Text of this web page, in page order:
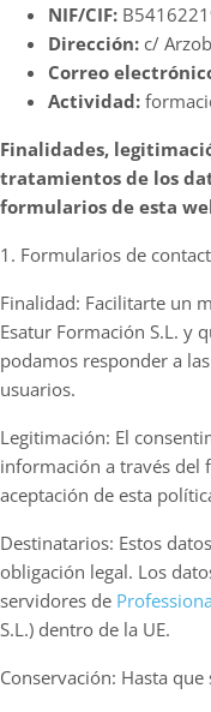
NIF/CIF:
Dirección: c/
Correo
Actividad:
Finalidades,
tratamientos de los
formularios de esta
1. Formularios de
Finalidad: Facilitarte un
Esatur Formación S.L. y
podamos responder a
usuarios.
Legitimación: El
información a través del
aceptación de esta
Destinatarios: Estos
obligación legal. Los
servidores de
S.L.) dentro de la UE.
Conservación: Hasta